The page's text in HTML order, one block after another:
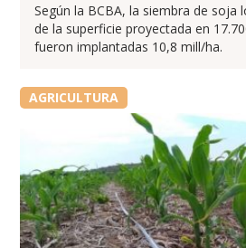
Según la BCBA, la siembra de soja
de la superficie proyectada en
fueron implantadas 10,8 mill/ha.
AGRICULTURA